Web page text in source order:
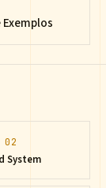
02
System